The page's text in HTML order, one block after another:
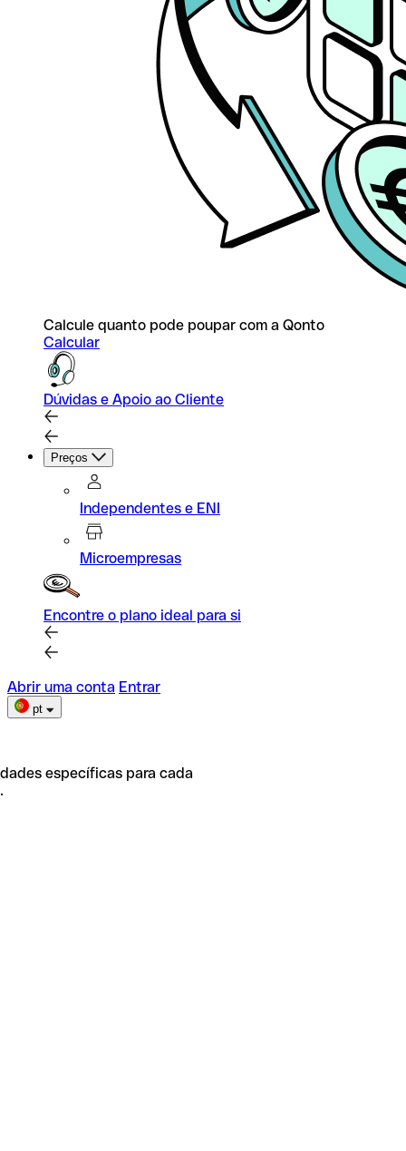
Calcule quanto pode poupar com a Qonto
Calcular
Dúvidas e Apoio ao Cliente
Preços
Independentes e ENI
Microempresas
Encontre o plano ideal para si
Abrir uma conta Entrar
pt
específicas para cada